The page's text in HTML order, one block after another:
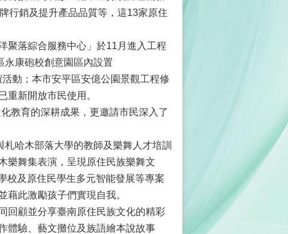
行銷及提升產品品質等，這13家原住
聚落綜合服務中心」於11月進入工程
永康砲校創意園區內設置
動；本市安平區安億公園景觀工程修
重新開放市民使用。
教育的深耕成果，更邀請市民深入了
哈木部落大學的教師及樂舞人才培訓
樂舞集表演，呈現原住民族樂舞文
校及原住民學生多元智能發展等專案
藉此激勵孩子們實現自我。
回顧並分享臺南原住民族文化的精彩
體驗、藝文攤位及族語繪本說故事